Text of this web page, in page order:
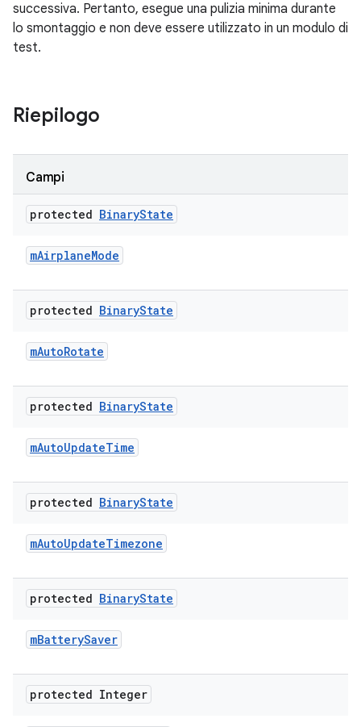
successiva. Pertanto, esegue una pulizia minima durante
lo smontaggio e non deve essere utilizzato in un modulo di
test.
Riepilogo
Campi
protected BinaryState
mAirplaneMode
protected BinaryState
mAutoRotate
protected BinaryState
mAutoUpdateTime
protected BinaryState
mAutoUpdateTimezone
protected BinaryState
mBatterySaver
protected Integer